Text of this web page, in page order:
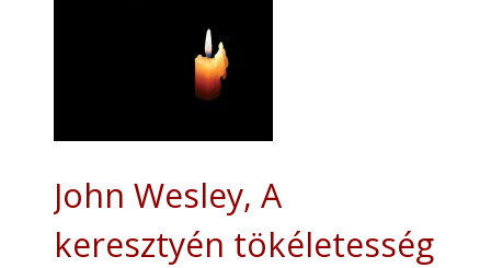
John Wesley, A
keresztyén tökéletesség